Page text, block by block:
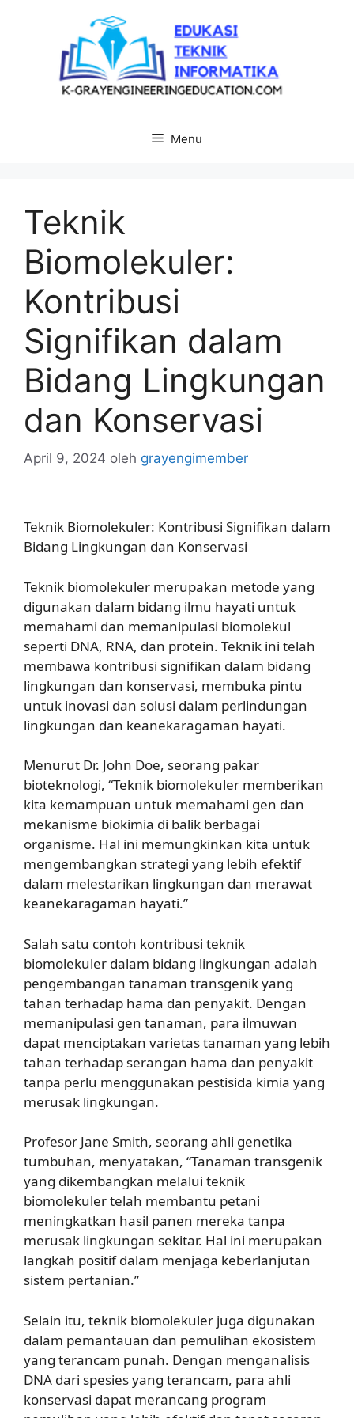
Menu
Teknik
Biomolekuler:
Kontribusi
Signifikan dalam
Bidang Lingkungan
dan Konservasi
April 9, 2024 oleh grayengimember
Teknik Biomolekuler: Kontribusi Signifikan dalam
Bidang Lingkungan dan Konservasi
Teknik biomolekuler merupakan metode yang
digunakan dalam bidang ilmu hayati untuk
memahami dan memanipulasi biomolekul
seperti DNA, RNA, dan protein. Teknik ini telah
membawa kontribusi signifikan dalam bidang
lingkungan dan konservasi, membuka pintu
untuk inovasi dan solusi dalam perlindungan
lingkungan dan keanekaragaman hayati.
Menurut Dr. John Doe, seorang pakar
bioteknologi, “Teknik biomolekuler memberikan
kita kemampuan untuk memahami gen dan
mekanisme biokimia di balik berbagai
organisme. Hal ini memungkinkan kita untuk
mengembangkan strategi yang lebih efektif
dalam melestarikan lingkungan dan merawat
keanekaragaman hayati.”
Salah satu contoh kontribusi teknik
biomolekuler dalam bidang lingkungan adalah
pengembangan tanaman transgenik yang
tahan terhadap hama dan penyakit. Dengan
memanipulasi gen tanaman, para ilmuwan
dapat menciptakan varietas tanaman yang lebih
tahan terhadap serangan hama dan penyakit
tanpa perlu menggunakan pestisida kimia yang
merusak lingkungan.
Profesor Jane Smith, seorang ahli genetika
tumbuhan, menyatakan, “Tanaman transgenik
yang dikembangkan melalui teknik
biomolekuler telah membantu petani
meningkatkan hasil panen mereka tanpa
merusak lingkungan sekitar. Hal ini merupakan
langkah positif dalam menjaga keberlanjutan
sistem pertanian.”
Selain itu, teknik biomolekuler juga digunakan
dalam pemantauan dan pemulihan ekosistem
yang terancam punah. Dengan menganalisis
DNA dari spesies yang terancam, para ahli
konservasi dapat merancang program